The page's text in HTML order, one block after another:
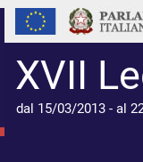
XVII
dal 15/03/2013 - al